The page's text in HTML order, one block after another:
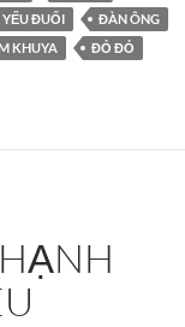
YẾU ĐUỐI
ĐÀN ÔNG
KHUYA
ĐỎ ĐỎ